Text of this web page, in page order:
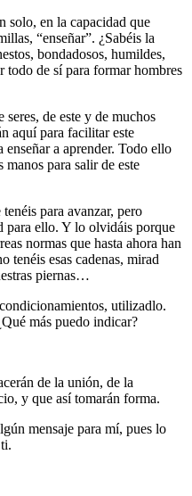
solo, en la capacidad que
“enseñar”. ¿Sabéis la
bondadosos, humildes,
todo de sí para formar hombres
de este y de muchos
aquí para facilitar este
enseñar a aprender. Todo ello
manos para salir de este
para avanzar, pero
para ello. Y lo olvidáis porque
normas que hasta ahora han
tenéis esas cadenas, mirad
piernas…
utilizadlo.
más puedo indicar?
de la unión, de la
y que así tomarán forma.
mensaje para mí, pues lo